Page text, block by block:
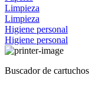
Limpieza
Limpieza
Higiene personal
Higiene personal
Buscador de cartuchos